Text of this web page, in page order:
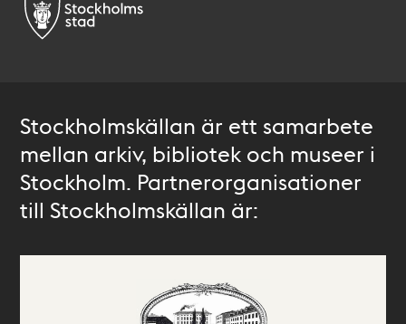
Stockholmskällan är ett samarbete
mellan arkiv, bibliotek och museer i
Stockholm. Partnerorganisationer
till Stockholmskällan är: